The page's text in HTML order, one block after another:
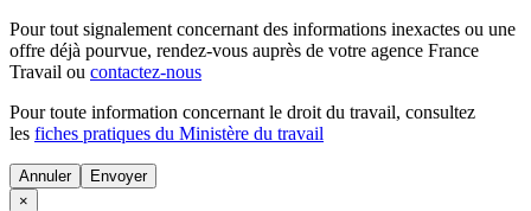
Pour tout signalement concernant des informations inexactes ou une
offre déjà pourvue, rendez-vous auprès de votre agence France
Travail ou contactez-nous
Pour toute information concernant le droit du travail, consultez
les fiches pratiques du Ministère du travail
Annuler
×